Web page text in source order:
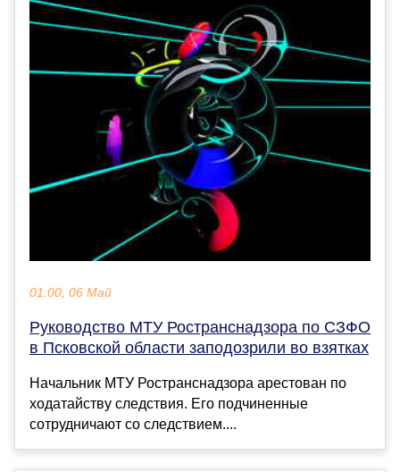
01:00, 06 Май
Руководство МТУ Ространснадзора по СЗФО
в Псковской области заподозрили во взятках
Начальник МТУ Ространснадзора арестован по
ходатайству следствия. Его подчиненные
сотрудничают со следствием....